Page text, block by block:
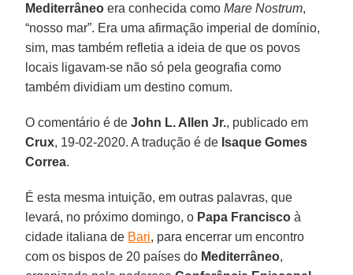
Mediterrâneo era conhecida comoMare Nostrum,
“nosso mar”. Era uma afirmação imperial de domínio,
sim, mas também refletia a ideia de que os povos
locais ligavam-se não só pela geografia como
também dividiam um destino comum.
O comentário é deJohn L. Allen Jr., publicado em
Crux, 19-02-2020. A tradução é de Isaque Gomes
Correa.
É esta mesma intuição, em outras palavras, que
levará, no próximo domingo, o Papa Francisco à
cidade italiana de Bari, para encerrar um encontro
com os bispos de 20 países do Mediterrâneo,